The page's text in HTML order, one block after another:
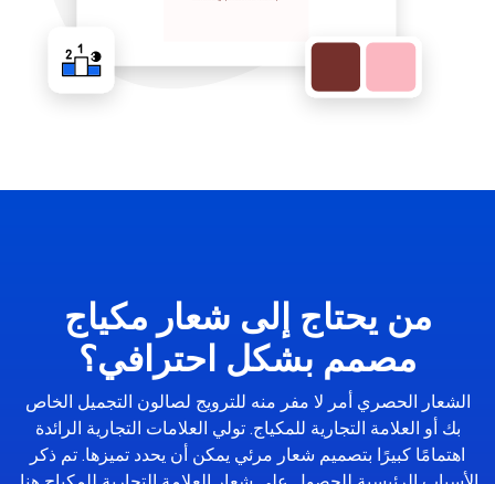
من يحتاج إلى شعار مكياج
مصمم بشكل احترافي؟
الشعار الحصري أمر لا مفر منه للترويج لصالون التجميل الخاص
بك أو العلامة التجارية للمكياج. تولي العلامات التجارية الرائدة
اهتمامًا كبيرًا بتصميم شعار مرئي يمكن أن يحدد تميزها. تم ذكر